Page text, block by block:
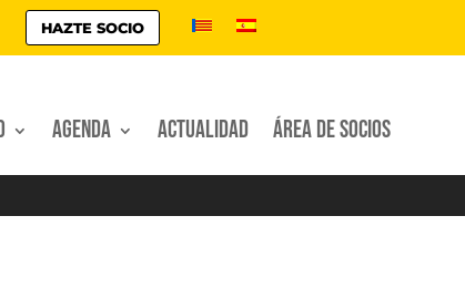
HAZTE SOCIO
Agenda Actualidad Área de socios